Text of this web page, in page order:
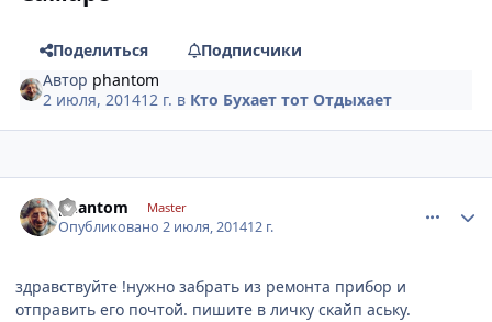
Поделиться
Подписчики
Автор phantom
2 июля, 201412 г. в Кто Бухает тот Отдыхает
phantom Master
Опубликовано2 июля, 201412 г.
здравствуйте !нужно забрать из ремонта прибор и
отправить его почтой. пишите в личку скайп аську.